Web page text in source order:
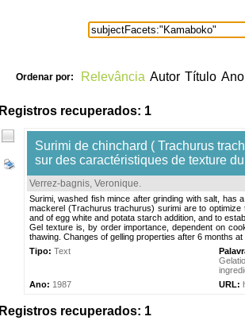
Ordenar por: Relevância Autor Título Ano
Registros recuperados: 1
Surimi de chinchard ( Trachurus
sur des caractéristiques de texture
Verrez-bagnis, Veronique.
Surimi, washed fish mince after grinding with salt, has
mackerel (Trachurus trachurus) surimi are to
and of egg white and potata starch addition, and to
Gel texture is, by order importance, dependent on
thawing. Changes of gelling properties after 6 months
Tipo: Text
Ano: 1987 URL:
Registros recuperados: 1